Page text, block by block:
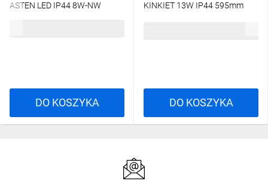
ASTEN LED IP44 8W-NW
DO KOSZYKA
KINKIET 13W IP44 595mm
DO KOSZYKA